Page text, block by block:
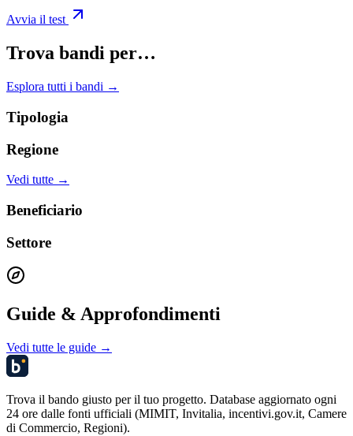
Avvia il test
Trova bandi per…
Esplora tutti i bandi →
Tipologia
Regione
Vedi tutte →
Beneficiario
Settore
Guide & Approfondimenti
Vedi tutte le guide →
Trova il bando giusto per il tuo progetto. Database aggiornato ogni
24 ore dalle fonti ufficiali (MIMIT, Invitalia, incentivi.gov.it, Camere
di Commercio, Regioni).